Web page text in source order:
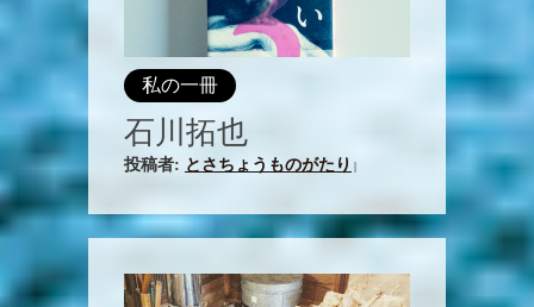
私の一冊
石川拓也
投稿者: とさちょうものがたり